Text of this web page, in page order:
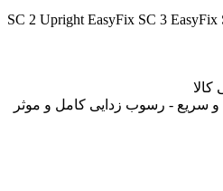
SC 2 Upright EasyFix SC 3 EasyFix
سریع - رسوب زدایی کامل و موثر